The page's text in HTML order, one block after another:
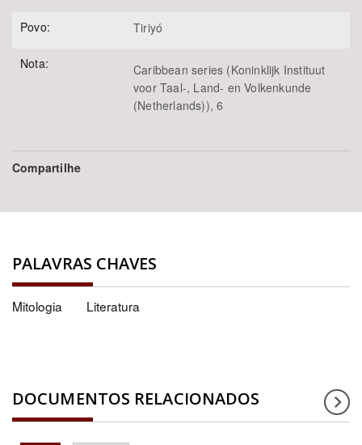
Povo: Tiriyó
Nota:
Caribbean series (Koninklijk Instituut
voor Taal-, Land- en Volkenkunde
(Netherlands)), 6
Compartilhe
PALAVRAS CHAVES
Mitologia Literatura
DOCUMENTOS RELACIONADOS